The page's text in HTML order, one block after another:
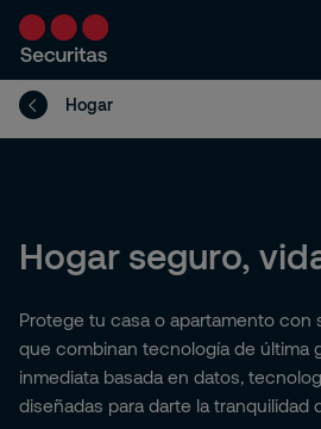
Hogar
Hogar seguro,
Protege tu casa o apartamento con
que combinan tecnología de última
inmediata basada en datos,
diseñadas para darte la tranquilidad